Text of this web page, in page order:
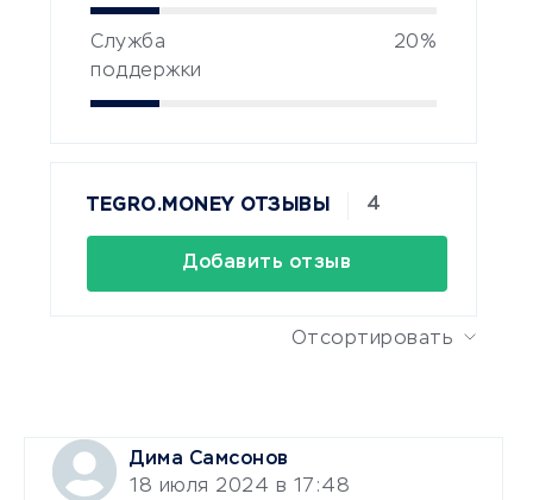
Служба
поддержки
20%
TEGRO.MONEY ОТЗЫВЫ 4
Добавить отзыв
Отсортировать
Дима Самсонов
18 июля 2024 в 17:48